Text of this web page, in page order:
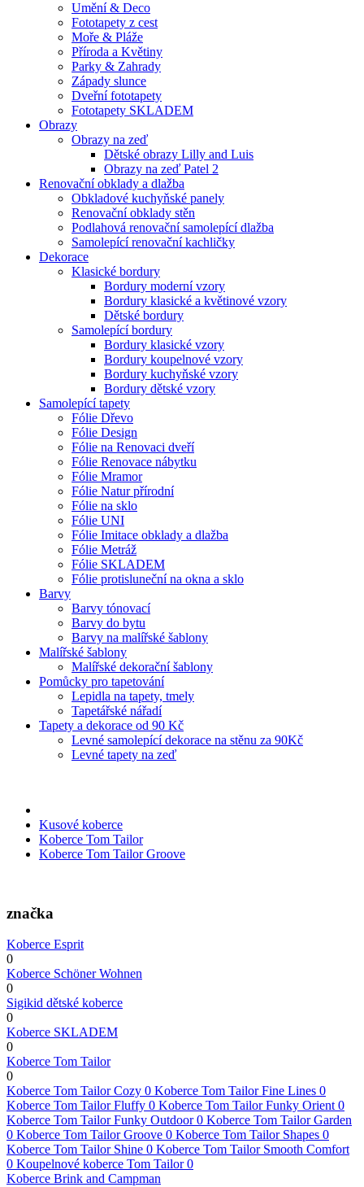
Umění & Deco
Fototapety z cest
Moře & Pláže
Příroda a Květiny
Parky & Zahrady
Západy slunce
Dveřní fototapety
Fototapety SKLADEM
Obrazy
Obrazy na zeď
Dětské obrazy Lilly and Luis
Obrazy na zeď Patel 2
Renovační obklady a dlažba
Obkladové kuchyňské panely
Renovační obklady stěn
Podlahová renovační samolepící dlažba
Samolepící renovační kachličky
Dekorace
Klasické bordury
Bordury moderní vzory
Bordury klasické a květinové vzory
Dětské bordury
Samolepící bordury
Bordury klasické vzory
Bordury koupelnové vzory
Bordury kuchyňské vzory
Bordury dětské vzory
Samolepící tapety
Fólie Dřevo
Fólie Design
Fólie na Renovaci dveří
Fólie Renovace nábytku
Fólie Mramor
Fólie Natur přírodní
Fólie na sklo
Fólie UNI
Fólie Imitace obklady a dlažba
Fólie Metráž
Fólie SKLADEM
Fólie protisluneční na okna a sklo
Barvy
Barvy tónovací
Barvy do bytu
Barvy na malířské šablony
Malířské šablony
Malířské dekorační šablony
Pomůcky pro tapetování
Lepidla na tapety, tmely
Tapetářské nářadí
Tapety a dekorace od 90 Kč
Levné samolepící dekorace na stěnu za 90Kč
Levné tapety na zeď
Kusové koberce
Koberce Tom Tailor
Koberce Tom Tailor Groove
značka
Koberce Esprit
0
Koberce Schöner Wohnen
0
Sigikid dětské koberce
0
Koberce SKLADEM
0
Koberce Tom Tailor
0
Koberce Tom Tailor Cozy 0 Koberce Tom Tailor Fine Lines 0
Koberce Tom Tailor Fluffy 0 Koberce Tom Tailor Funky Orient 0
Koberce Tom Tailor Funky Outdoor0 Koberce Tom Tailor Garden
0 Koberce Tom Tailor Groove 0 Koberce Tom Tailor Shapes 0
Koberce Tom Tailor Shine 0 Koberce Tom Tailor Smooth Comfort
0 Koupelnové koberce Tom Tailor0
Koberce Brink and Campman